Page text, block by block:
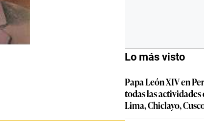
Lo más visto
Papa León XIV en
todas las
Lima, Chiclayo,